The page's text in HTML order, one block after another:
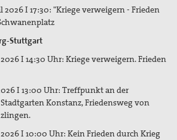
2026 I 17:30: "Kriege verweigern - Frieden
Stuttgart
I 14:30 Uhr: Kriege verweigern. Frieden
I 13:00 Uhr: Treffpunkt an der
Konstanz, Friedensweg von
I 10:00 Uhr: Kein Frieden durch Krieg